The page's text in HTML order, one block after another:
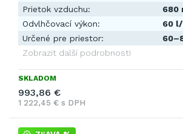
Prietok vzduchu:
680
Odvlhčovací výkon:
60
Určené pre priestor:
Zobrazit další podrobnosti
SKLADOM
993,86 €
1 222,45 € s DPH